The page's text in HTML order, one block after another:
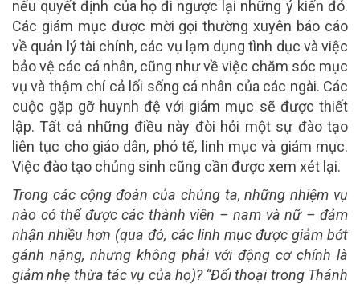
nếu quyết định của họ đi ngược lại những ý kiến đó.
Các giám mục được mời gọi thường xuyên báo cáo
về quản lý tài chính, các vụ lạm dụng tình dục và việc
bảo vệ các cá nhân, cũng như về việc chăm sóc mục
vụ và thậm chí cả lối sống cá nhân của các ngài. Các
cuộc gặp gỡ huynh đệ với giám mục sẽ được thiết
lập. Tất cả những điều này đòi hỏi một sự đào tạo
liên tục cho giáo dân, phó tế, linh mục và giám mục.
Việc đào tạo chủng sinh cũng cần được xem xét lại.
Trong các cộng đoàn của chúng ta, những nhiệm vụ
nào có thể được các thành viên – nam và nữ – đảm
nhận nhiều hơn (qua đó, các linh mục được giảm bớt
gánh nặng, nhưng không phải với động cơ chính là
giảm nhẹ thừa tác vụ của họ)? “Đối thoại trong Thánh